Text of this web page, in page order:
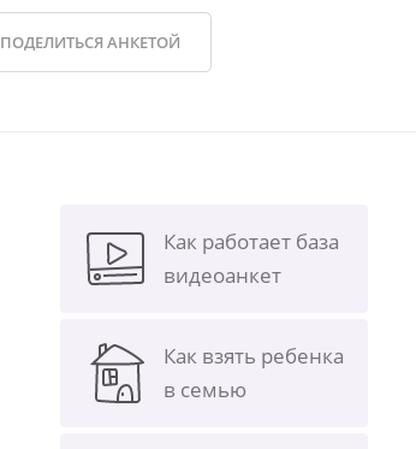
ПОДЕЛИТЬСЯАНКЕТОЙ
Как работает база
видеоанкет
Как взять ребенка
в семью